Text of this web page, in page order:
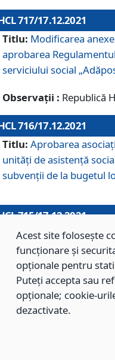
717/17.12.2021
Titlu: Modificarea
aprobarea
serviciului social
Observații : Republică
716/17.12.2021
Titlu: Aprobarea
unităţi de asistenţă
subvenţii de la bugetul
715/17.12.2021
Titlu: Aprobarea
local pentru anul 2022.
714/17.12.2021
Titlu: Modificarea
aprobarea
Direcţiei de Asistenţă
Acest site folosește
funcționare și
opționale pentru
Puteți accepta sau
opționale; cookie-
dezactivate.